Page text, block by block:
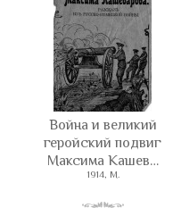
Война и великий
геройский подвиг
Максима Кашев…
1914, М.